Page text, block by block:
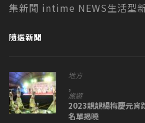
集新聞 intime NEWS生活型
隨選新聞
地方
,
旅遊
2023靚靚楊梅慶元宵
名單揭曉